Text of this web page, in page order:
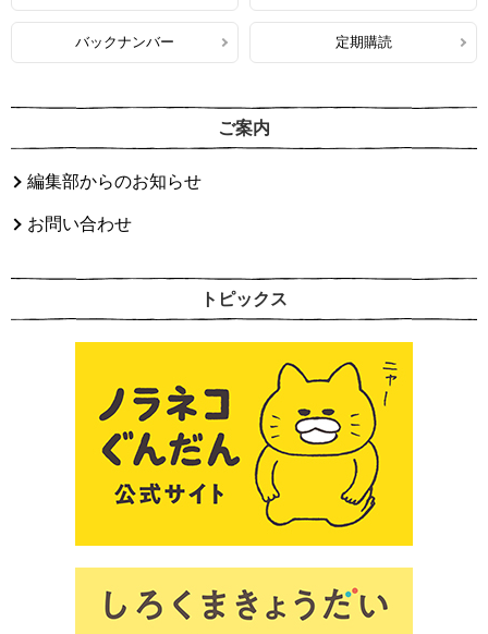
バックナンバー 定期購読
ご案内
編集部からのお知らせ
お問い合わせ
トピックス